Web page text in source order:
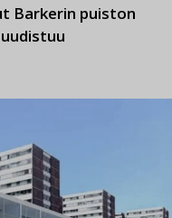
Barkerin puiston